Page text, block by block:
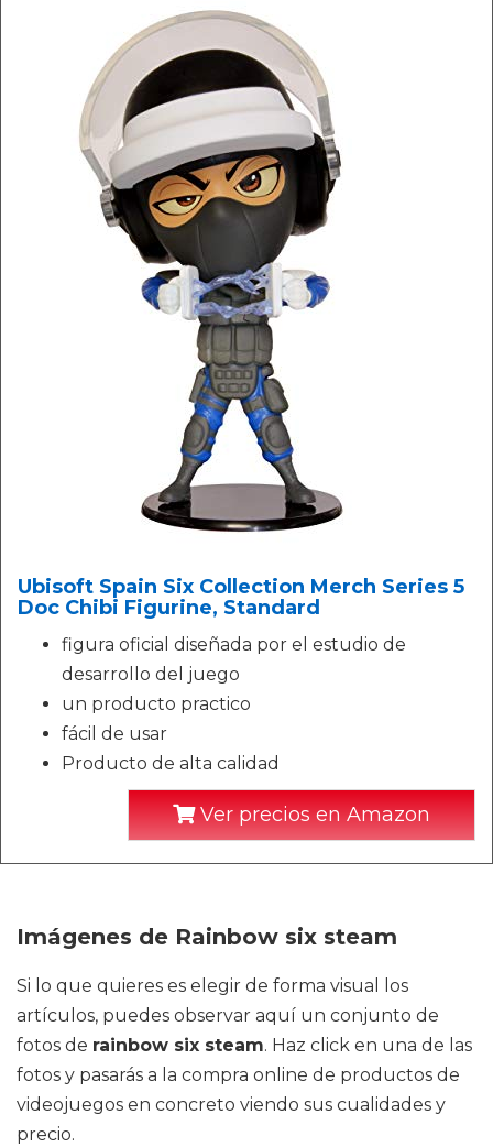
Ubisoft Spain Six Collection Merch Series 5
Doc Chibi Figurine, Standard
figura oficial diseñada por el estudio de
desarrollo del juego
un producto practico
fácil de usar
Producto de alta calidad
Ver precios en Amazon
Imágenes de Rainbow six steam
Si lo que quieres es elegir de forma visual los
artículos, puedes observar aquí un conjunto de
fotos de rainbow six steam. Haz click en una de las
fotos y pasarás a la compra online de productos de
videojuegos en concreto viendo sus cualidades y
precio.